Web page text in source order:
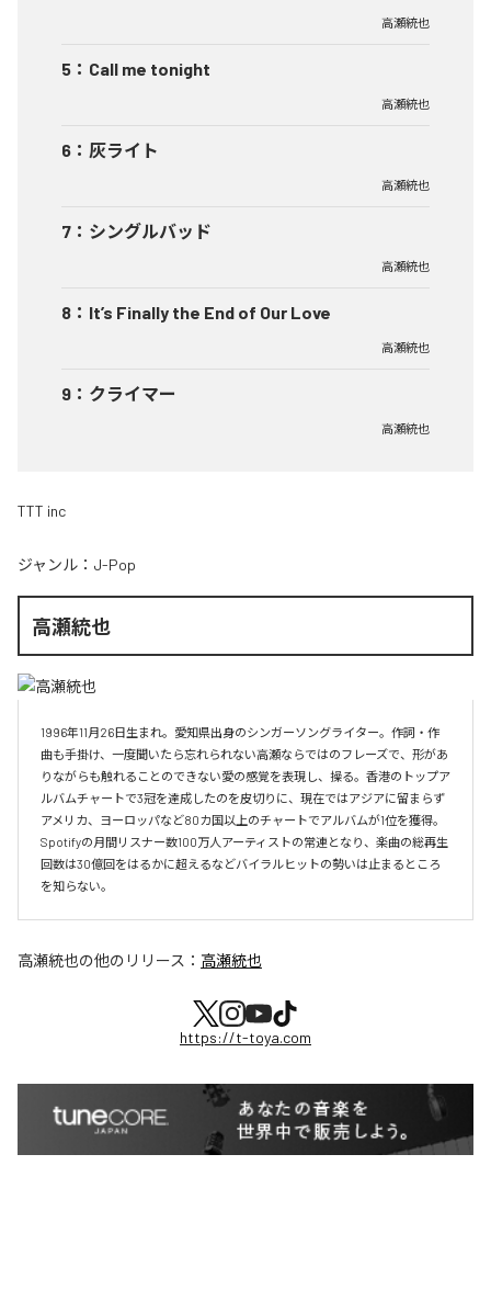
高瀬統也
5 ： Call me tonight
高瀬統也
6 ： 灰ライト
高瀬統也
7 ： シングルバッド
高瀬統也
8 ： It’s Finally the End of Our Love
高瀬統也
9 ： クライマー
高瀬統也
TTT inc
ジャンル： J-Pop
高瀬統也
1996年11月26日生まれ。愛知県出身のシンガーソングライター。作詞・作
曲も手掛け、一度聞いたら忘れられない高瀬ならではのフレーズで、形があ
りながらも触れることのできない愛の感覚を表現し、操る。香港のトップア
ルバムチャートで3冠を達成したのを皮切りに、現在ではアジアに留まらず
アメリカ、ヨーロッパなど80カ国以上のチャートでアルバムが1位を獲得。
Spotifyの月間リスナー数100万人アーティストの常連となり、楽曲の総再生
回数は30億回をはるかに超えるなどバイラルヒットの勢いは止まるところ
を知らない。
高瀬統也の他のリリース： 高瀬統也
https://t-toya.com